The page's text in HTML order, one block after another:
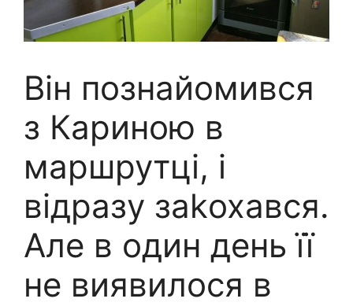
Він познайомився
з Кариною в
маршрутці, і
відразу заkохався.
Але в один день її
не виявилося в